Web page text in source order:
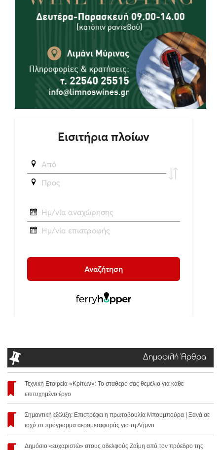
Δημοφιλή Άρθρα
Τεχνική Εταιρεία «Κρίτων»: Το σταθερό σας θεμέλιο για κάθε
επιτυχημένο έργο
Σημαντική εξέλιξη: Επιστρέφει η πρωτοβουλία Μπουμπούρα | Ξανά σε
ισχύ το πρόγραμμα αερομεταφοράς για τη Λήμνο
Δημόσιο «ευχαριστώ» στους αδελφούς Ζαΐμη από τον πρόεδρο της